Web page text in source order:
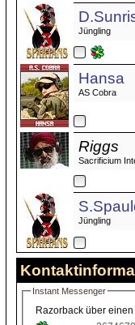
Jüngling
Hansa
AS Cobra
Riggs
Sacrificium
Jüngling
Instant Messenger
Razorback über einen